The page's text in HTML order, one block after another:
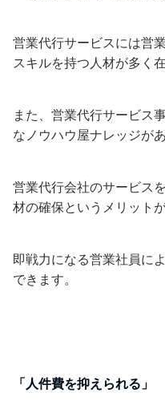
営業代行サービスには営
スキルを持つ人材が多く
また、営業代行サービス
なノウハウ屋ナレッジがあ
営業代行会社のサービス
材の確保というメリット
即戦力になる営業社員に
できます。
「人件費を抑えられる」